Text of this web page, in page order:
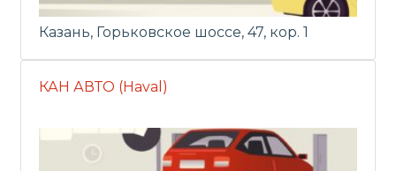
Казань, Горьковское шоссе, 47, кор. 1
КАН АВТО (Haval)